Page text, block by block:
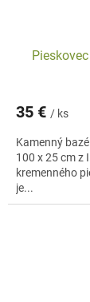
35 € / ks
Kamenný
100 x 25 cm z
kremenného
je...